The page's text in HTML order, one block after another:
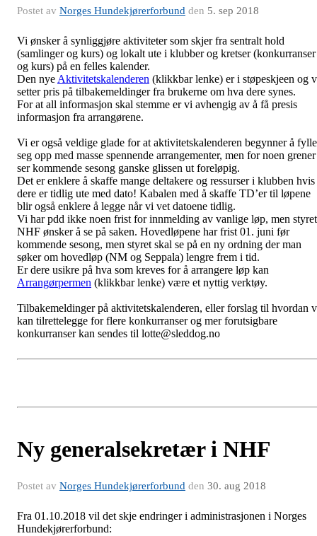
Postet av Norges Hundekjørerforbund den 5. sep 2018
Vi ønsker å synliggjøre aktiviteter som skjer fra sentralt hold
(samlinger og kurs) og lokalt ute i klubber og kretser (konkurranser
og kurs) på en felles kalender.
Den nye Aktivitetskalenderen (klikkbar lenke) er i støpeskjeen og
setter pris på tilbakemeldinger fra brukerne om hva dere synes.
For at all informasjon skal stemme er vi avhengig av å få presis
informasjon fra arrangørene.
Vi er også veldige glade for at aktivitetskalenderen begynner å fylle
seg opp med masse spennende arrangementer, men for noen grener
ser kommende sesong ganske glissen ut foreløpig.
Det er enklere å skaffe mange deltakere og ressurser i klubben hvis
dere er tidlig ute med dato! Kabalen med å skaffe TD’er til løpene
blir også enklere å legge når vi vet datoene tidlig.
Vi har pdd ikke noen frist for innmelding av vanlige løp, men
NHF ønsker å se på saken. Hovedløpene har frist 01. juni før
kommende sesong, men styret skal se på en ny ordning der man
søker om hovedløp (NM og Seppala) lengre frem i tid.
Er dere usikre på hva som kreves for å arrangere løp kan
Arrangørpermen (klikkbar lenke) være et nyttig verktøy.
Tilbakemeldinger på aktivitetskalenderen, eller forslag til hvordan
kan tilrettelegge for flere konkurranser og mer forutsigbare
konkurranser kan sendes til lotte@sleddog.no
Ny generalsekretær i NHF
Postet av Norges Hundekjørerforbund den 30. aug 2018
Fra 01.10.2018 vil det skje endringer i administrasjonen i Norges
Hundekjørerforbund: